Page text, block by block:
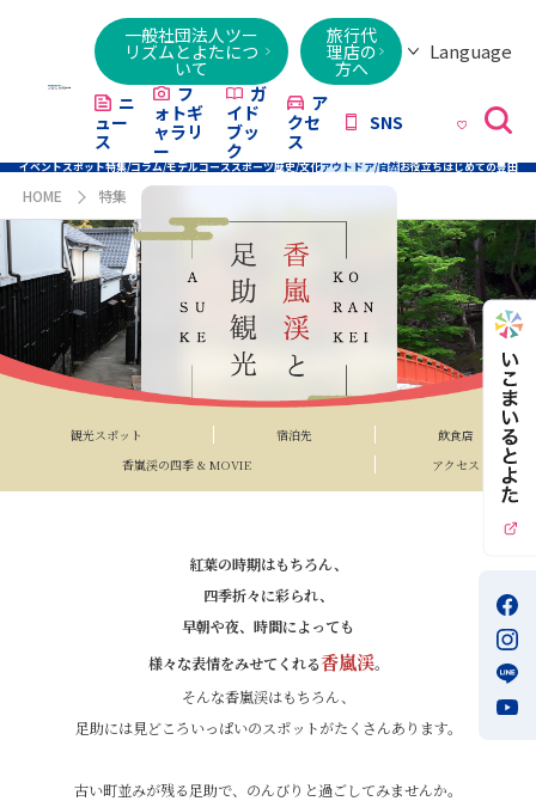
一般社団法人ツー
リズムとよたにつ
いて
旅行代
理店の
方へ
Language
Việt
ニ
ュー
ス
フ
ォトギ
ャラリ
ー
ガ
イド
ブッ
ク
ア
クセ
ス
SNS
イベントスポット特集/コラム/モデルコーススポーツ歴史/文化アウトドア/自然お役立ちはじめての豊田
HOME 特集
観光スポット 宿泊先
飲食店
香嵐渓の四季 & MOVIE
アクセス
紅葉の時期はもちろん、
四季折々に彩られ、
早朝や夜、時間によっても
様々な表情をみせてくれる香嵐渓。
そんな香嵐渓はもちろん、
足助には見どころいっぱいのスポットがたくさんあります。
古い町並みが残る足助で、 のんびりと過ごしてみませんか。